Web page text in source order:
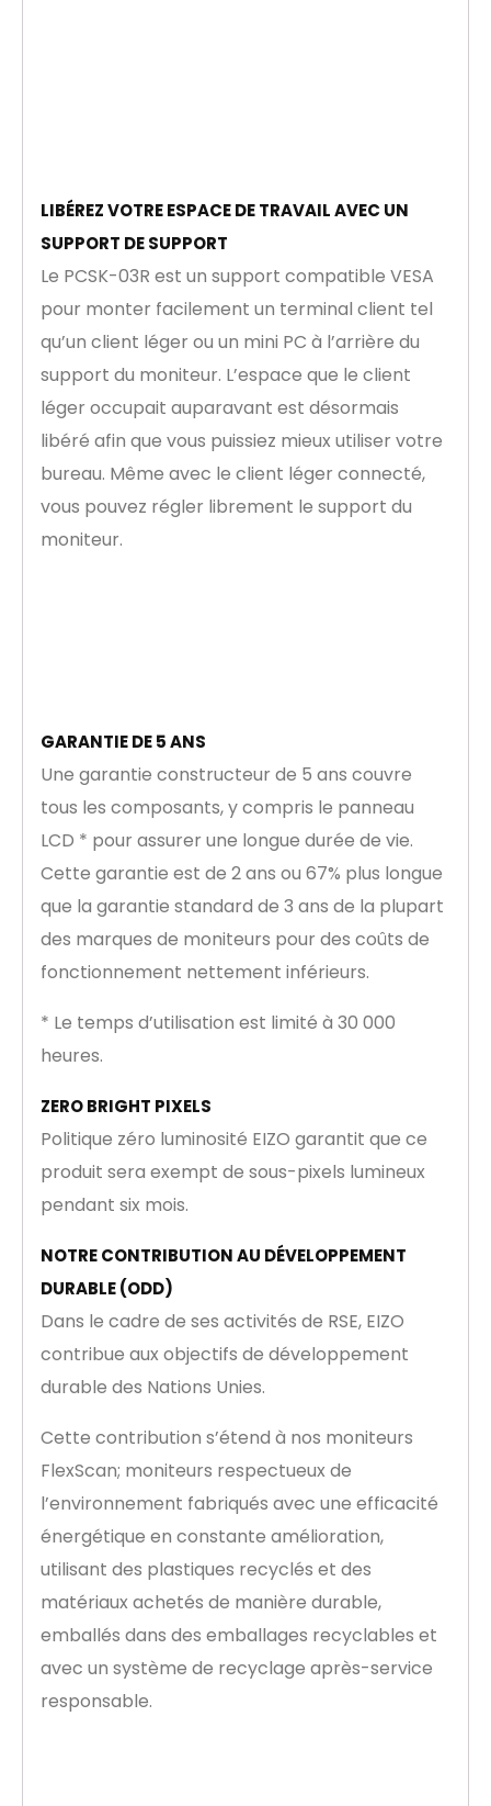
LIBÉREZ VOTRE ESPACE DE TRAVAIL AVEC UN
SUPPORT DE SUPPORT
Le PCSK-03R est un support compatible VESA
pour monter facilement un terminal client tel
qu’un client léger ou un mini PC à l’arrière du
support du moniteur. L’espace que le client
léger occupait auparavant est désormais
libéré afin que vous puissiez mieux utiliser votre
bureau. Même avec le client léger connecté,
vous pouvez régler librement le support du
moniteur.
GARANTIE DE 5 ANS
Une garantie constructeur de 5 ans couvre
tous les composants, y compris le panneau
LCD * pour assurer une longue durée de vie.
Cette garantie est de 2 ans ou 67% plus longue
que la garantie standard de 3 ans de la plupart
des marques de moniteurs pour des coûts de
fonctionnement nettement inférieurs.
* Le temps d’utilisation est limité à 30 000
heures.
ZERO BRIGHT PIXELS
Politique zéro luminosité EIZO garantit que ce
produit sera exempt de sous-pixels lumineux
pendant six mois.
NOTRE CONTRIBUTION AU DÉVELOPPEMENT
DURABLE (ODD)
Dans le cadre de ses activités de RSE, EIZO
contribue aux objectifs de développement
durable des Nations Unies.
Cette contribution s’étend à nos moniteurs
FlexScan; moniteurs respectueux de
l’environnement fabriqués avec une efficacité
énergétique en constante amélioration,
utilisant des plastiques recyclés et des
matériaux achetés de manière durable,
emballés dans des emballages recyclables et
avec un système de recyclage après-service
responsable.